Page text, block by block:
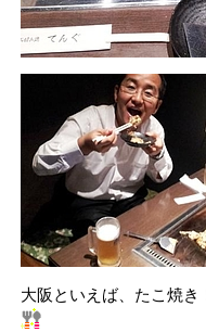
大阪といえば、たこ焼